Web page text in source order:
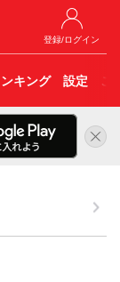
登録/ログイン
キング 設定 こ